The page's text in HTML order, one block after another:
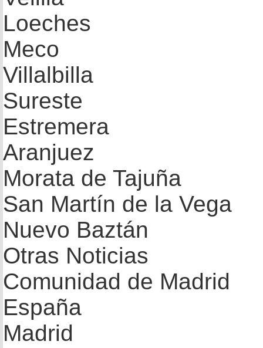
Loeches
Meco
Villalbilla
Sureste
Estremera
Aranjuez
Morata de Tajuña
San Martín de la Vega
Nuevo Baztán
Otras Noticias
Comunidad de Madrid
España
Madrid